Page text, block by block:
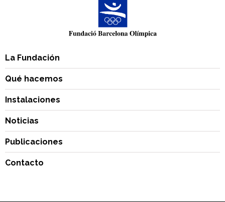
La Fundación
Qué hacemos
Instalaciones
Noticias
Publicaciones
Contacto